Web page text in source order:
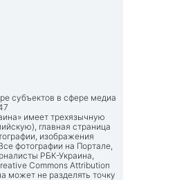
субъектов в сфере медиа
имеет трехязычную
главная страница
изображения
фотографии на Портале,
РБК-Украина,
Commons Attribution
может не разделять точку